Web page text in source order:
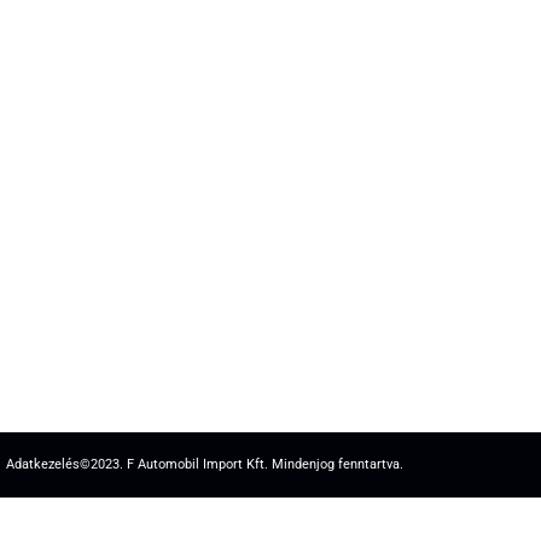
Adatkezelés©2023. F Automobil Import Kft. Mindenjog fenntartva.